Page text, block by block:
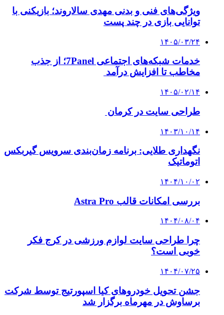
ویژگی‌های فنی و بدنی مهدی سالاروند؛ بازیکنی با
توانایی بازی در چند پست
۱۴۰۵/۰۳/۲۴
خدمات شبکه‌های اجتماعی 7Panel؛ از جذب
مخاطب تا افزایش درآمد
۱۴۰۵/۰۲/۱۴
طراحی سایت در کرمان
۱۴۰۳/۱۰/۱۴
نگهداری طلایی: برنامه زمان‌بندی سرویس گیربکس
اتوماتیک
۱۴۰۴/۱۰/۰۲
بررسی امکانات قالب Astra Pro
۱۴۰۴/۰۸/۰۴
چرا طراحی سایت لوازم ورزشی در کرج فکر
خوبی است؟
۱۴۰۴/۰۷/۲۵
جشن تحویل خودروهای کیا اسپورتیج توسط شرکت
برساوش در مهرماه برگزار شد